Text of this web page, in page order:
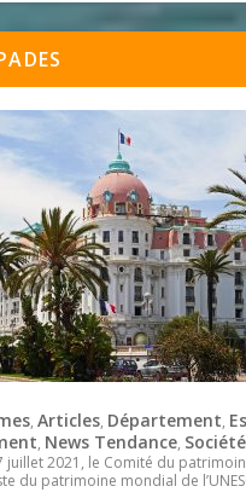
,Articles, Département,
, News Tendance, Société
juillet 2021, le Comité du
du patrimoine mondial de